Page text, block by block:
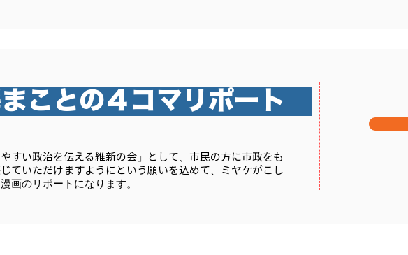
ことの４コマリポート
すい政治を伝える維新の会」として、市民の方に市政をも
ていただけますようにという願いを込めて、ミヤケがこし
画のリポートになります。